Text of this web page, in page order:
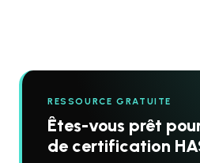
RESSOURCE GRATUITE
Êtes-vous prêt
de certification